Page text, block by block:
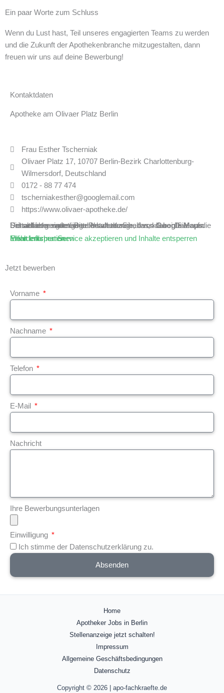
Ein paar Worte zum Schluss
Wenn du Lust hast, Teil unseres engagierten Teams zu werden
und die Zukunft der Apothekenbranche mitzugestalten, dann
freuen wir uns auf deine Bewerbung!
Kontaktdaten
Apotheke am Olivaer Platz Berlin
Frau Esther Tscherniak
Olivaer Platz 17, 10707 Berlin-Bezirk Charlottenburg-
Wilmersdorf, Deutschland
0172 - 88 77 474
tscherniakesther@googlemail.com
https://www.olivaer-apotheke.de/
Sie sehen gerade einen Platzhalterinhalt vonGoogle Maps
. Um auf den eigentlichen Inhalt zuzugreifen, klicken Sie auf die Schaltfläche unten. Bitte beachten Sie, dass dabei Daten an Drittanbieter weitergegeben werden.
Mehr Informationen
Inhalt entsperren
Erforderlichen Service akzeptieren und Inhalte entsperren
Jetzt bewerben
Vorname
Nachname
Telefon
E-Mail
Nachricht
Ihre Bewerbungsunterlagen
Einwilligung
Ich stimme der Datenschutzerklärung zu.
Absenden
Home
Apotheker Jobs in Berlin
Stellenanzeige jetzt schalten!
Impressum
Allgemeine Geschäftsbedingungen
Datenschutz
Copyright © 2026 | apo-fachkraefte.de